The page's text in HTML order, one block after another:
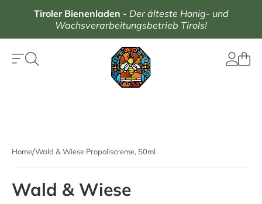
Tiroler Bienenladen - Der älteste Honig- und
Wachsverarbeitungsbetrieb Tirols!
Home Wald & Wiese Propoliscreme, 50ml
Wald & Wiese